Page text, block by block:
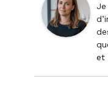
et